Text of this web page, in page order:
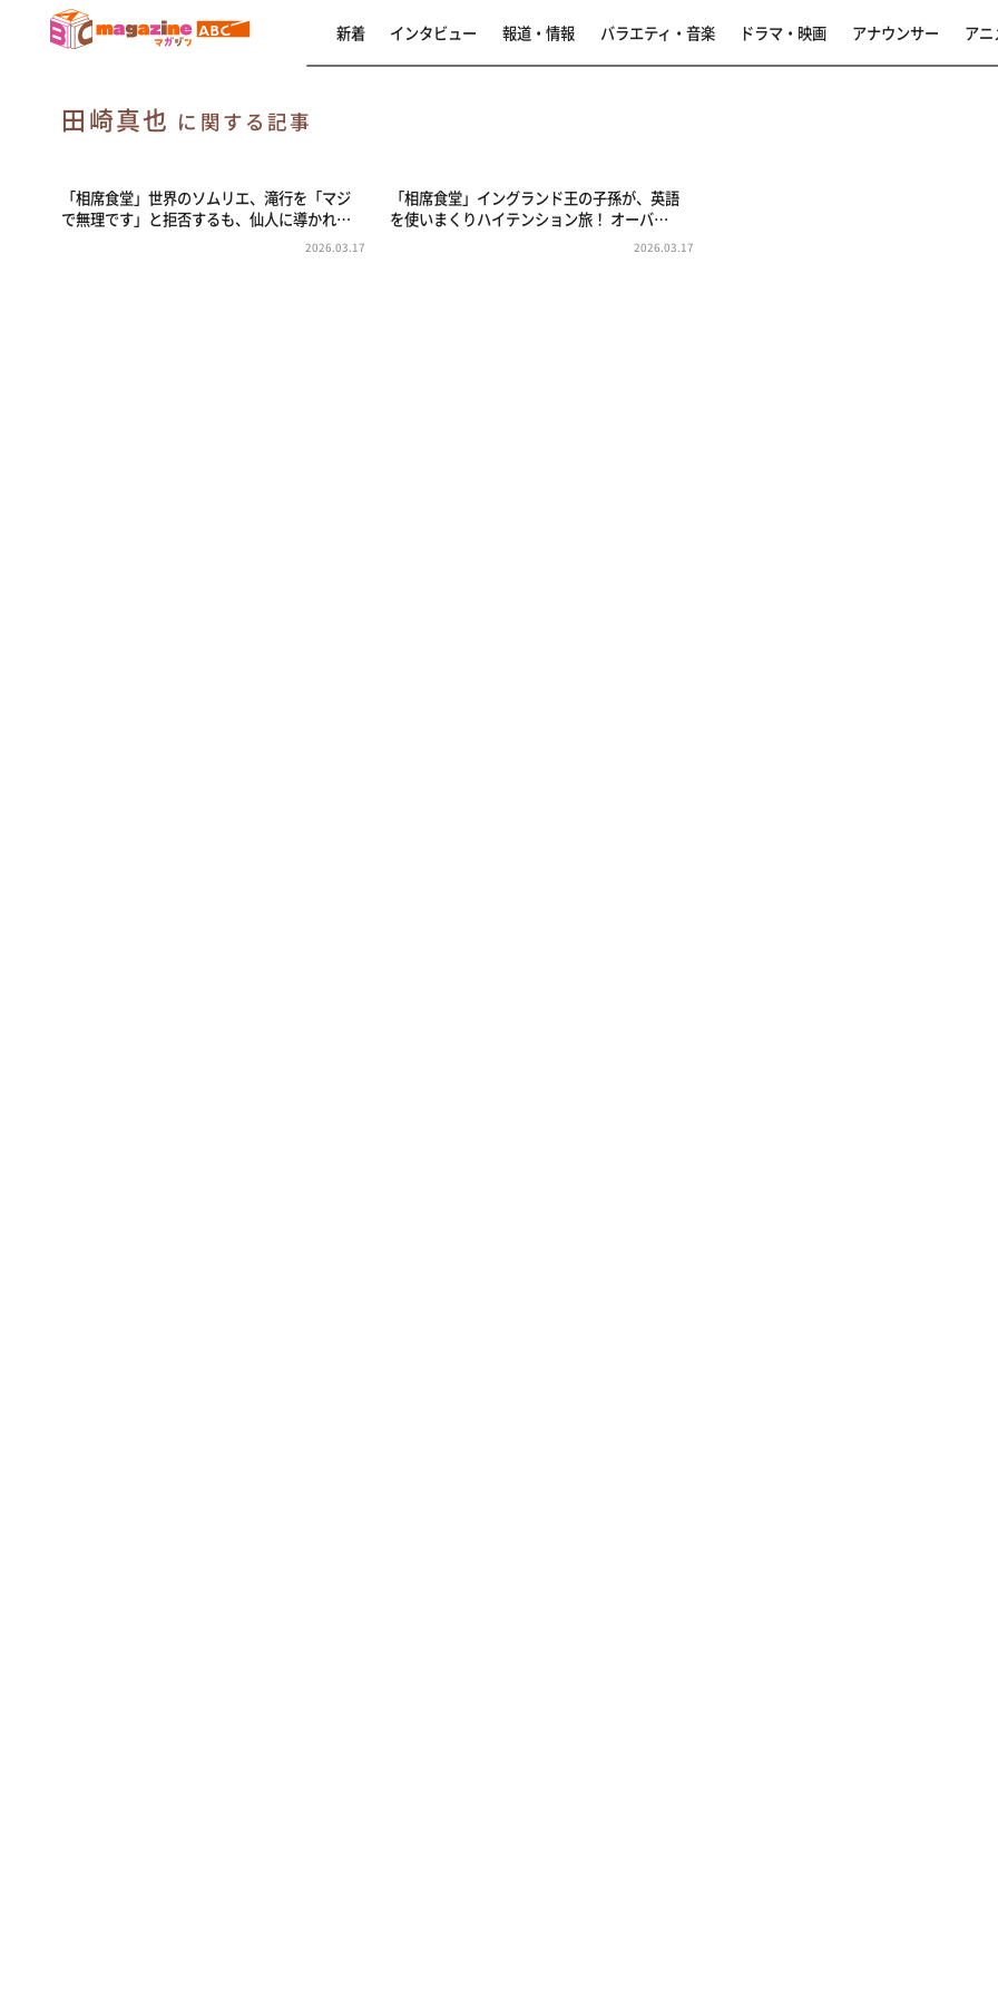
新着 インタビュー 報道・情報 バラエティ・音楽 ドラマ・映画 アナウンサー アニ
田崎真也 に関する記事
「相席食堂」世界のソムリエ、滝行を「マジ
で無理です」と拒否するも、仙人に導かれ…
2026.03.17
「相席食堂」イングランド王の子孫が、英語
を使いまくりハイテンション旅！ オーバ…
2026.03.17